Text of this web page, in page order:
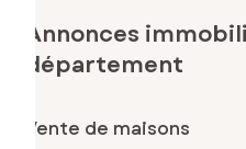
Annonces
département
Vente de maisons